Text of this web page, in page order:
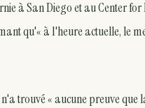
à San Diego et au Center
qu'« à l'heure actuelle, le
trouvé « aucune preuve